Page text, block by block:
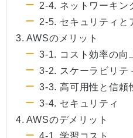
2-4. ネットワーキン
2-5. セキュリティと
3. AWSのメリット
3-1. コスト効率の向
3-2. スケーラビリテ
3-3. 高可用性と信頼
3-4. セキュリティ
4. AWSのデメリット